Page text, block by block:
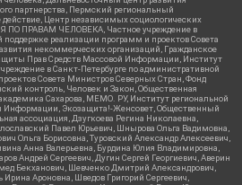
партнерства, Пермский региональный
Центр независимых социологических
ПО ПРАВАМ ЧЕЛОВЕКА, Частное учреждение в
реализации программ и проектов Совета
некоммерческих организаций, Гражданское
Прав Средств Массовой Информации, Институт
в Санкт-Петербурге по административной
Совета Министров Северных Стран, Фонд
контроль, Человек и Закон, Общественная
Сахарова, МЕМО. РУ, Институт региональной
Информации, Экозащита!-Женсовет, Общественный
ассоциация, Дзугкоева Регина Николаевна,
Павел Юрьевич, Шнырова Ольга Вадимовна,
Ольга Борисовна, Туровский Александр Алексеевич,
Анна Валерьевна, Бурдина Юлия Владимировна,
Андрей Сергеевич, Дугин Сергей Георгиевич, Аверин
Бекханович, Шевченко Дмитрий Александрович,
Ароновна, Шведов Григорий Сергеевич,